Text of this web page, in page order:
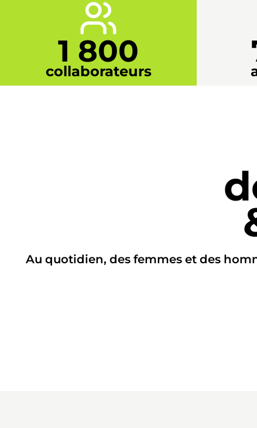
1 800
collaborateurs
Au quotidien, des femmes et des